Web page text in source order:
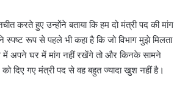
करते हुए उन्होंने बताया कि हम दो मंत्री पद की मांग
रूप से पहले भी कहा है कि जो विभाग मुझे मिलता
में अपने घर में मांग नहीं रखेंगे तो और किनके सामने
दिए गए मंत्री पद से वह बहुत ज्यादा खुश नहीं है।